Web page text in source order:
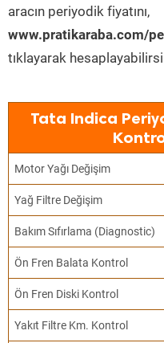
aracın periyodik fiyatını,
www.pratikaraba.com/
tıklayarak
Tata Indica
Motor Yağı Değişim
Yağ Filtre Değişim
Bakım Sıfırlama (Diagnostic)
Ön Fren Balata Kontrol
Ön Fren Diski Kontrol
Yakıt Filtre Km. Kontrol